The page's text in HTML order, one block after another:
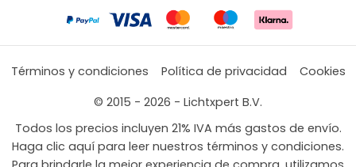
Términos y condiciones Política de privacidad
Cookies
© 2015 - 2026 - Lichtxpert B.V.
Todos los precios incluyen 21% IVA más gastos de envío.
Haga clic aquí para leer nuestros términos y condiciones.